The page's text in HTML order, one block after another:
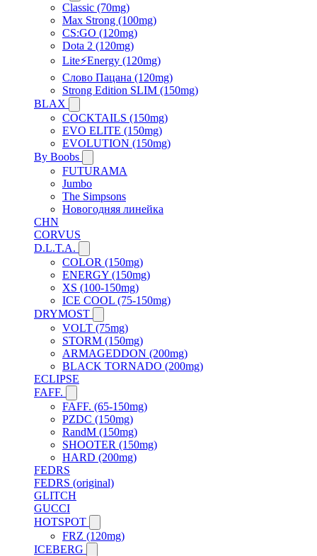
Classic (70mg)
Max Strong (100mg)
CS:GO (120mg)
Dota 2 (120mg)
Lite⚡Energy (120mg)
Слово Пацана (120mg)
Strong Edition SLIM (150mg)
BLAX
COCKTAILS (150mg)
EVO ELITE (150mg)
EVOLUTION (150mg)
By Boobs
FUTURAMA
Jumbo
The Simpsons
Новогодняя линейка
CHN
CORVUS
D.L.T.A.
COLOR (150mg)
ENERGY (150mg)
XS (100-150mg)
ICE COOL (75-150mg)
DRYMOST
VOLT (75mg)
STORM (150mg)
ARMAGEDDON (200mg)
BLACK TORNADO (200mg)
ECLIPSE
FAFF.
FAFF. (65-150mg)
PZDC (150mg)
RandM (150mg)
SHOOTER (150mg)
HARD (200mg)
FEDRS
FEDRS (original)
GLITCH
GUCCI
HOTSPOT
FRZ (120mg)
ICEBERG